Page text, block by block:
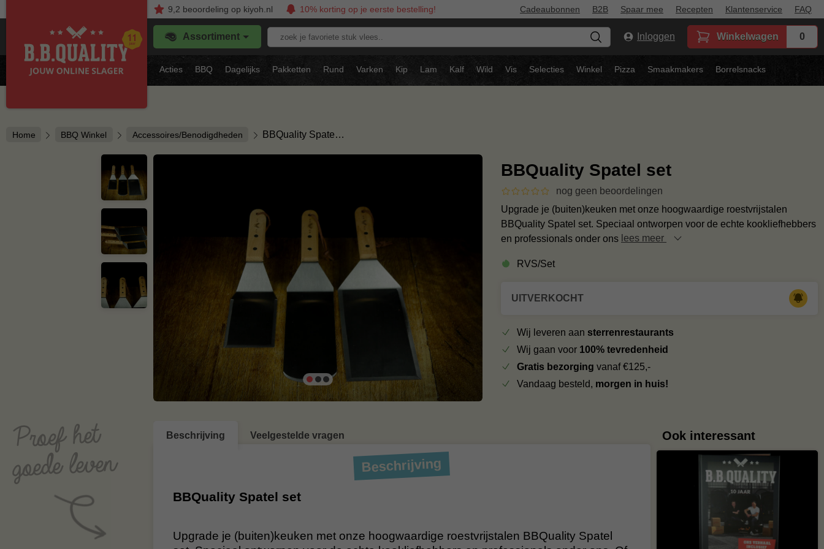
9,2 beoordelingop kiyoh.nl 10% korting op je eerste bestelling! Cadeaubonnen B2B Spaar mee Recepten Klantenservice FAQ
Assortiment
Zoek
stuk
vlees..
Inloggen Winkelwagen 0
Acties BBQ Dagelijks Pakketten Rund Varken Kip Lam Kalf Wild Vis Selecties Winkel Pizza Smaakmakers Borrelsnacks
Home BBQ Winkel Accessoires/Benodigdheden BBQuality Spate…
BBQuality Spatel set
nog geen beoordelingen
Upgrade je (buiten)keuken met onze hoogwaardige roestvrijstalen
BBQuality Spatel set. Speciaal ontworpen voor de echte kookliefhebbers
en professionals onder ons lees meer
RVS/Set
UITVERKOCHT
Wij leveren aan sterrenrestaurants
Wij gaan voor 100% tevredenheid
Gratis bezorging vanaf €125,-
Vandaag besteld, morgen in huis!
Beschrijving Veelgestelde vragen
Beschrijving
BBQuality Spatel set
Upgrade je (buiten)keuken met onze hoogwaardige roestvrijstalen BBQuality Spatel
Ook interessant